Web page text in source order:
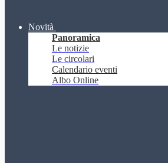
Novità
Panoramica
Le notizie
Le circolari
Calendario eventi
Albo Online